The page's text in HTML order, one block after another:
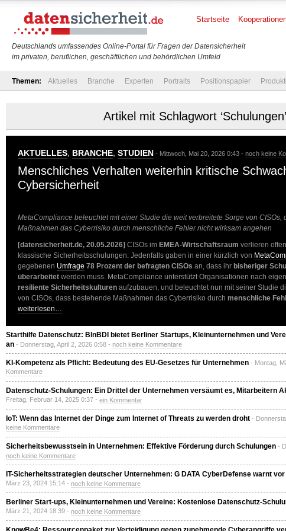
Deutschlands umfassendes Online-Portal für Fragen der Datensicherheit
im privaten, beruflichen, geschäftlichen und behördlichen Umfeld
Startseite
Themen: Aktuelles Branche Experten Portraits Positionspapier
Artikel mit Schlagwort ‘Schulungen’
AKTUELLES, BRANCHE, STUDIEN - Mittwoch, Mai 20, 2026 0:43 - noch keine
Menschliches Verhalten weiterhin kritische
Cybersicherheit
MetaCompliance beleuchtet mit einer Studie die weit verbreitete Sorge von CISOs,
Maßnahmen das Cyberrisiko durch menschliche Fehler nicht wirksam angehen
[datensicherheit.de, 20.05.2026] CISOs im EMEA-Wirtschaftsraum verlieren
klassische Sicherheitsschulungen: Jedenfalls gaben in einer kürzlich von
gegebenen Umfrage 78 Prozent der befragten CISOs an, dass ihr bisheriger
überarbeitet werden muss. MetaCompliance unterstützt Organisationen nach
resiliente Sicherheitskulturen aufzubauen, und beleuchtet nun mit seiner Studie
von CISOs, dass bestehende Maßnahmen das Cyberrisiko durch menschliche
weiterlesen…
Starthilfe Datenschutz: BlnBDI bietet Berliner Startups, Kleinunternehmen und
an - Donnerstag, April 2, 2026 0:58 - noch keine Kommentare
KI-Kompetenz als Pflicht: Bedeutung des EU-Gesetzes für Unternehmen - Montag,
Kommentare
Datenschutz-Schulungen: Ein Drittel der Unternehmen versäumt es, Mitarbeitern
Freitag, Februar 14, 2025 0:37 - ein Kommentar
IoT: Wenn das Internet der Dinge zum Internet of Threats zu werden droht -
keine Kommentare
Sicherheitsbewusstsein in Unternehmen: Effektive Förderung durch Schulungen -
noch keine Kommentare
IT-Sicherheitsstrategien deutscher Unternehmen: G DATA CyberDefense warnt
März 23, 2024 15:14 - noch keine Kommentare
Berliner Start-ups, Kleinunternehmen und Vereine: Kostenlose Datenschutz-
März 21, 2024 18:39 - noch keine Kommentare